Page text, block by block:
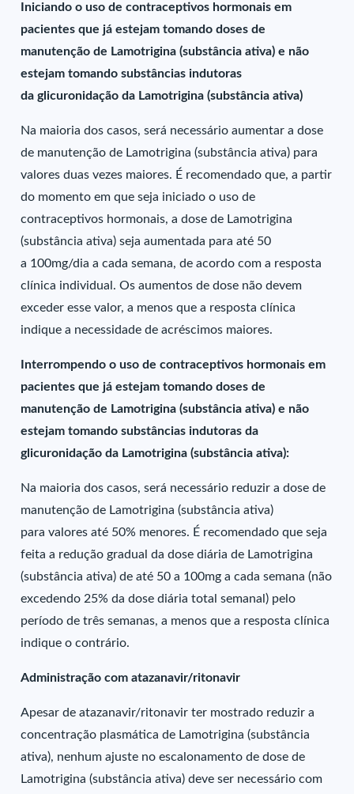
Iniciando o uso de contraceptivos hormonais em
pacientes que já estejam tomando doses de
manutenção de Lamotrigina (substância ativa) e não
estejam tomando substâncias indutoras
da glicuronidação da Lamotrigina (substância ativa)
Na maioria dos casos, será necessário aumentar a dose
de manutenção de Lamotrigina (substância ativa) para
valores duas vezes maiores. É recomendado que, a partir
do momento em que seja iniciado o uso de
contraceptivos hormonais, a dose de Lamotrigina
(substância ativa) seja aumentada para até 50
a 100mg/dia a cada semana, de acordo com a resposta
clínica individual. Os aumentos de dose não devem
exceder esse valor, a menos que a resposta clínica
indique a necessidade de acréscimos maiores.
Interrompendo o uso de contraceptivos hormonais em
pacientes que já estejam tomando doses de
manutenção de Lamotrigina (substância ativa) e não
estejam tomando substâncias indutoras da
glicuronidação da Lamotrigina (substância ativa):
Na maioria dos casos, será necessário reduzir a dose de
manutenção de Lamotrigina (substância ativa)
para valores até 50% menores. É recomendado que seja
feita a redução gradual da dose diária de Lamotrigina
(substância ativa) de até 50 a 100mg a cada semana (não
excedendo 25% da dose diária total semanal) pelo
período de três semanas, a menos que a resposta clínica
indique o contrário.
Administração com atazanavir/ritonavir
Apesar de atazanavir/ritonavir ter mostrado reduzir a
concentração plasmática de Lamotrigina (substância
ativa), nenhum ajuste no escalonamento de dose de
Lamotrigina (substância ativa) deve ser necessário com